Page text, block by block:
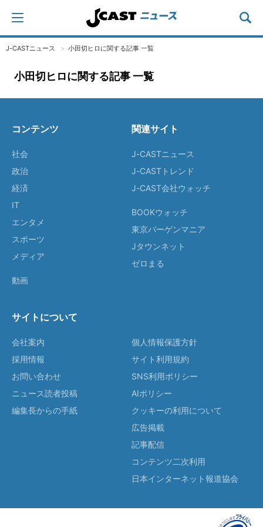
J-CASTニュース 小田切ヒロに関する記事 一覧
小田切ヒロに関する記事 一覧
コンテンツ
社会
政治
経済
IT
エンタメ
スポーツ
メディア
動画
関連サイト
J-CASTニュース
J-CASTトレンド
J-CAST会社ウォッチ
BOOKウォッチ
東京バーゲンマニア
Jタウンネット
ゼロまる
サイトについて
会社案内
採用情報
お問い合わせ
ニュース読者投稿
編集長からの手紙
個人情報保護方針
サイト利用規約
SNS利用ポリシー
AIポリシー
クッキーの利用について
広告掲載
記事配信
コンテンツ二次利用
日本インターネット報道協会